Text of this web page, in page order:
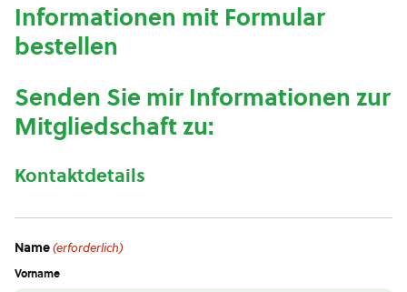
Informationen mit Formular
bestellen
Senden Sie mir Informationen zur
Mitgliedschaft zu:
Kontaktdetails
Name(erforderlich)
Vorname